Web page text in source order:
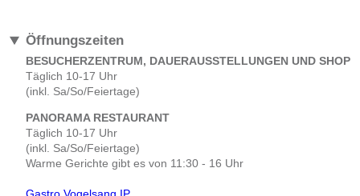
Öffnungszeiten
BESUCHERZENTRUM, DAUERAUSSTELLUNGEN UND SHOP
Täglich 10-17 Uhr
(inkl. Sa/So/Feiertage)
PANORAMA RESTAURANT
Täglich 10-17 Uhr
(inkl. Sa/So/Feiertage)
Warme Gerichte gibt es von 11:30 - 16 Uhr